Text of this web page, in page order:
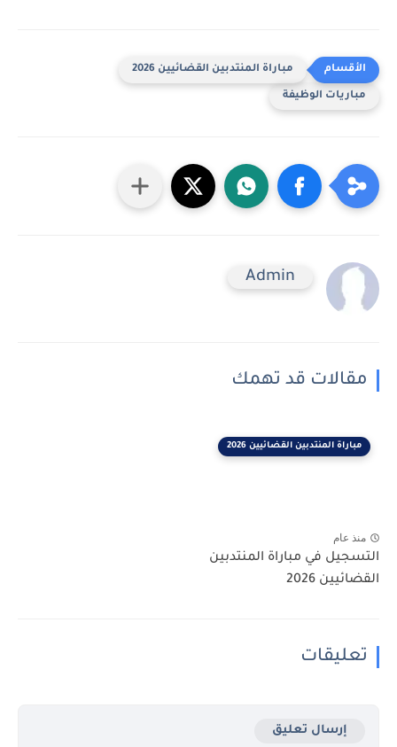
مباراة المنتدبين القضائيين 2026
مباريات الوظيفة
Admin
مقالات قد تهمك
مباراة المنتدبين القضائيين 2026
منذ عام
التسجيل في مباراة المنتدبين
القضائيين 2026
تعليقات
إرسال تعليق